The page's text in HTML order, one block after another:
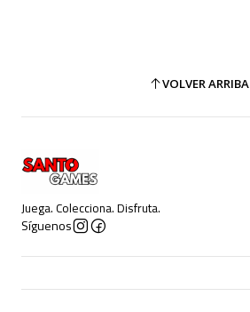
VOLVER ARRIBA
Juega. Colecciona. Disfruta.
Síguenos